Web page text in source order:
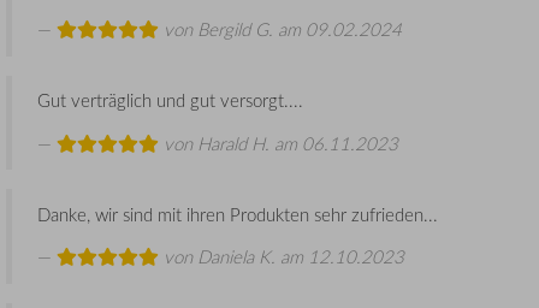
von Bergild G. am 09.02.2024
Gut verträglich und gut versorgt....
von Harald H. am 06.11.2023
Danke, wir sind mit ihren Produkten sehr zufrieden...
von Daniela K. am 12.10.2023